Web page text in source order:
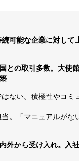
可能な企業に対して
との取引多数。大使
ない。積極性やコミ
。「マニュアルがな
外から受け入れ。入